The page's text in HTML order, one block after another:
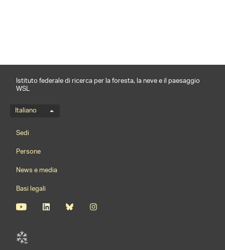
Istituto federale di ricerca per la foresta, la neve e il paesaggio
WSL
Menu della lingua
Italiano
Footernavigation
Sedi
Persone
News e media
Basi legali